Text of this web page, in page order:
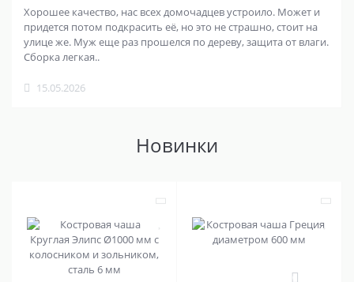
Хорошее качество, нас всех домочадцев устроило. Может и
придется потом подкрасить её, но это не страшно, стоит на
улице же. Муж еще раз прошелся по дереву, защита от влаги.
Сборка легкая..
15.05.2026
Новинки